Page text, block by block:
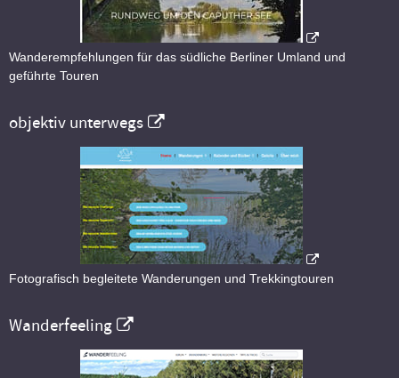
Wanderempfehlungen für das südliche Berliner Umland und
geführte Touren
objektiv unterwegs
Fotografisch begleitete Wanderungen und Trekkingtouren
Wanderfeeling